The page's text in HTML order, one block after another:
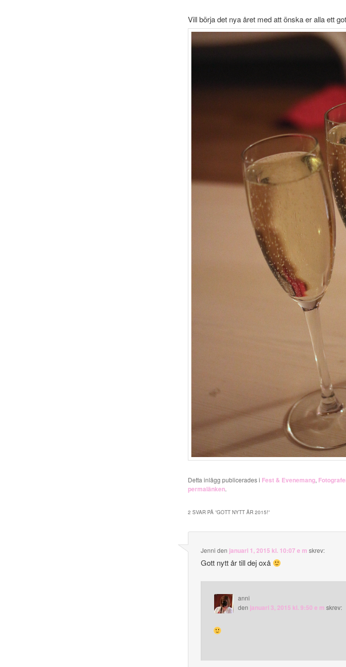
Vill börja det nya året med att önska er alla ett
Detta inlägg publicerades i Fest & Evenemang,
permalänken.
2 SVAR PÅ ”GOTT NYTT ÅR 2015!”
Jenni den januari 1, 2015 kl. 10:07 e m skrev:
Gott nytt år till dej oxå
anni
den januari 3, 2015 kl. 9:50 e m skrev: